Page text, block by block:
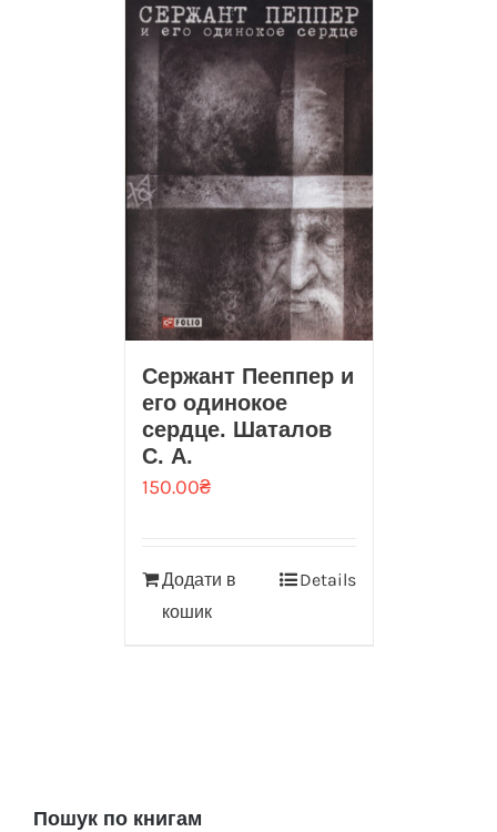
Сержант Пееппер и
его одинокое
сердце. Шаталов
С. А.
150.00₴
Додати в
кошик
Details
Пошук по книгам